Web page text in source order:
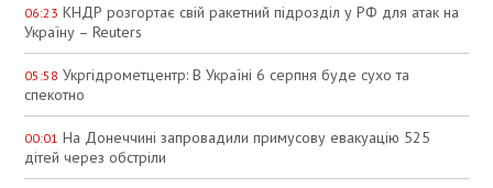
06:23 КНДР розгортає свій ракетний підрозділ у РФ для атак на
Україну – Reuters
05:58 Укргідрометцентр: В Україні 6 серпня буде сухо та
спекотно
00:01 На Донеччині запровадили примусову евакуацію 525
дітей через обстріли